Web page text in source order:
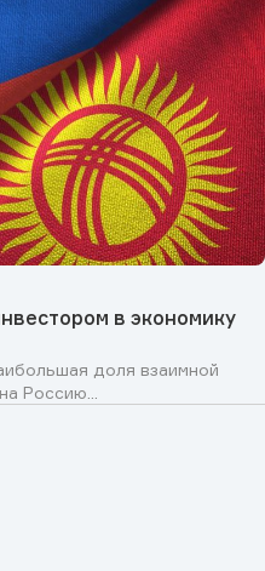
в экономику
доля взаимной
Россию...